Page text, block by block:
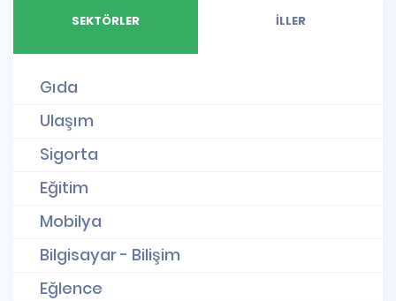
SEKTÖRLER İLLER
Gıda
Ulaşım
Sigorta
Eğitim
Mobilya
Bilgisayar - Bilişim
Eğlence